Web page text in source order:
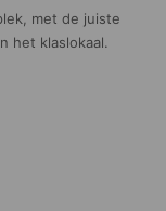
met de juiste
het klaslokaal.